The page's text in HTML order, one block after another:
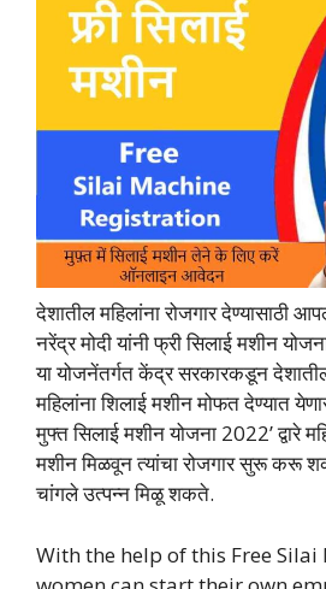
देशातील महिलांना रोजगार देण्यासाठी
नरेंद्र मोदी यांनी फ्री सिलाई मशीन
या योजनेंतर्गत केंद्र सरकारकडून
महिलांना शिलाई मशीन मोफत देण्यात
मुफ्त सिलाई मशीन योजना 2022’ द्वारे
मशीन मिळवून त्यांचा रोजगार सुरू करू
चांगले उत्पन्न मिळू शकते.
With the help of this Free Silai